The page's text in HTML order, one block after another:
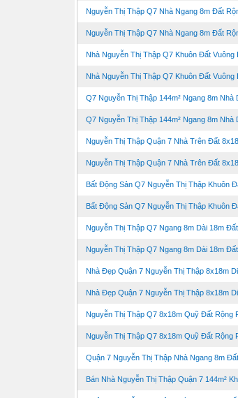
Nguyễn Thị Thập Q7 Nhà Ngang 8m Đất
Nguyễn Thị Thập Q7 Nhà Ngang 8m Đất
Nhà Nguyễn Thị Thập Q7 Khuôn Đất Vuông
Nhà Nguyễn Thị Thập Q7 Khuôn Đất Vuông
Q7 Nguyễn Thị Thập 144m² Ngang 8m Nhà
Q7 Nguyễn Thị Thập 144m² Ngang 8m Nhà
Nguyễn Thị Thập Quận 7 Nhà Trên Đất
Nguyễn Thị Thập Quận 7 Nhà Trên Đất
Bất Động Sản Q7 Nguyễn Thị Thập Khuôn
Bất Động Sản Q7 Nguyễn Thị Thập Khuôn
Nguyễn Thị Thập Q7 Ngang 8m Dài 18m
Nguyễn Thị Thập Q7 Ngang 8m Dài 18m
Nhà Đẹp Quận 7 Nguyễn Thị Thập 8x18m
Nhà Đẹp Quận 7 Nguyễn Thị Thập 8x18m
Nguyễn Thị Thập Q7 8x18m Quỹ Đất Rộng
Nguyễn Thị Thập Q7 8x18m Quỹ Đất Rộng
Quận 7 Nguyễn Thị Thập Nhà Ngang 8m Đất
Bán Nhà Nguyễn Thị Thập Quận 7 144m²